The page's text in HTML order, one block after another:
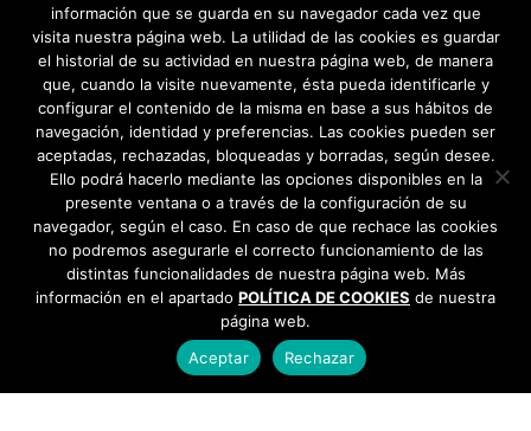
información que se guarda en su navegador cada vez que
visita nuestra página web. La utilidad de las cookies es guardar
el historial de su actividad en nuestra página web, de manera
que, cuando la visite nuevamente, ésta pueda identificarle y
configurar el contenido de la misma en base a sus hábitos de
navegación, identidad y preferencias. Las cookies pueden ser
aceptadas, rechazadas, bloqueadas y borradas, según desee.
Ello podrá hacerlo mediante las opciones disponibles en la
presente ventana o a través de la configuración de su
navegador, según el caso. En caso de que rechace las cookies
no podremos asegurarle el correcto funcionamiento de las
distintas funcionalidades de nuestra página web. Más
información en el apartado POLÍTICA DE COOKIES de nuestra
página web.
Aceptar
Rechazar